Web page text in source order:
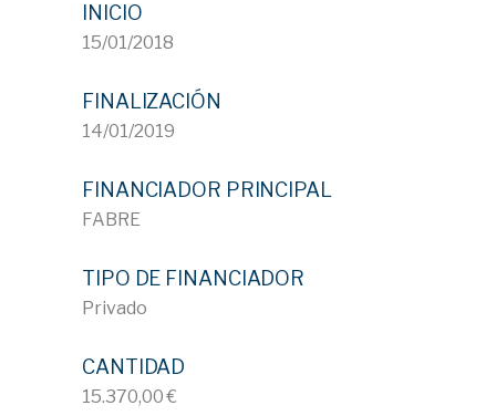
INICIO
15/01/2018
FINALIZACIÓN
14/01/2019
FINANCIADOR PRINCIPAL
FABRE
TIPO DE FINANCIADOR
Privado
CANTIDAD
15.370,00 €